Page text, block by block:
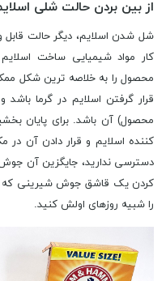
از بین بردن حالت شلی
شل شدن اسلایم، دیگر حالت قابل
کار مواد شیمیایی ساخت
محصول را به خلاصه ترین شکل
قرار گرفتن اسلایم در گرما باشد
محصول) آن باشد. برای پایان
کننده اسلایم و قرار دادن آن
دسترسی ندارید، جایگزین آن
کردن یک قاشق جوش شیرینی که
را شبیه روزهای اولش کنید.